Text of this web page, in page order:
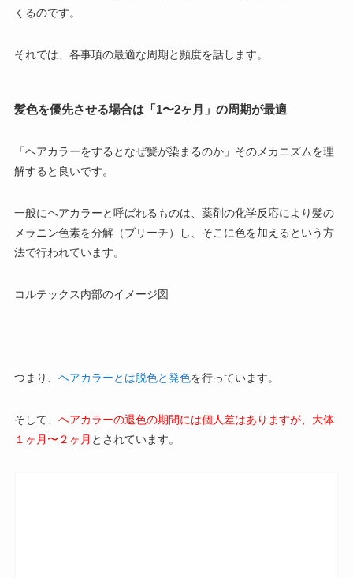
くるのです。
それでは、各事項の最適な周期と頻度を話します。
髪色を優先させる場合は「1〜2ヶ月」の周期が最適
「ヘアカラーをするとなぜ髪が染まるのか」そのメカニズムを理
解すると良いです。
一般にヘアカラーと呼ばれるものは、薬剤の化学反応により髪の
メラニン色素を分解（ブリーチ）し、そこに色を加えるという方
法で行われています。
コルテックス内部のイメージ図
つまり、 ヘアカラーとは脱色と発色を行っています。
そして、 ヘアカラーの退色の期間には個人差はありますが、大体
１ヶ月〜２ヶ月 とされています。